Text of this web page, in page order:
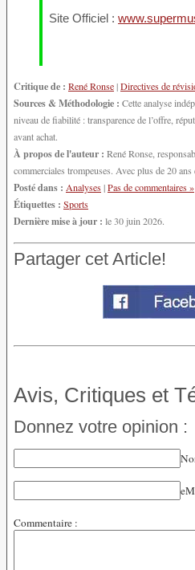
Site Officiel :
Critique de : René Ronse|Directives de
Sources & Méthodologie : Cette analyse
niveau de fiabilité : transparence de l’offre,
avant achat.
À propos de l'auteur : René Ronse,
commerciales trompeuses. Avec plus de 20
Posté dans : Analyses|Pas de commentaires »
Étiquettes : Sports
Dernière mise à jour : le 30 juin 2026.
Partager cet Article!
Avis, Critiques et
Donnez votre opinion :
Commentaire :